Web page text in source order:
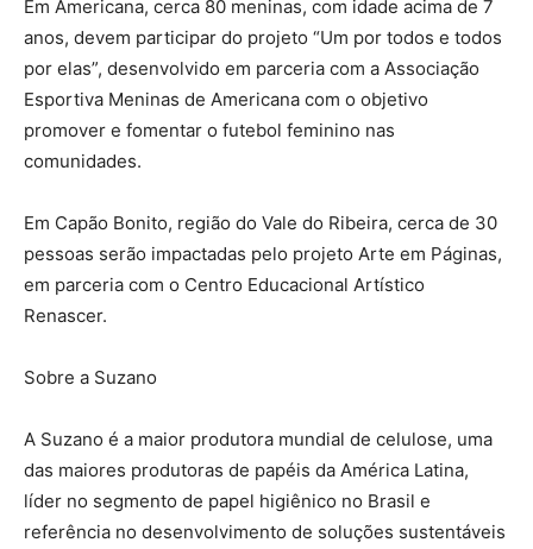
Em Americana, cerca 80 meninas, com idade acima de 7
anos, devem participar do projeto “Um por todos e todos
por elas”, desenvolvido em parceria com a Associação
Esportiva Meninas de Americana com o objetivo
promover e fomentar o futebol feminino nas
comunidades.
Em Capão Bonito, região do Vale do Ribeira, cerca de 30
pessoas serão impactadas pelo projeto Arte em Páginas,
em parceria com o Centro Educacional Artístico
Renascer.
Sobre a Suzano
A Suzano é a maior produtora mundial de celulose, uma
das maiores produtoras de papéis da América Latina,
líder no segmento de papel higiênico no Brasil e
referência no desenvolvimento de soluções sustentáveis